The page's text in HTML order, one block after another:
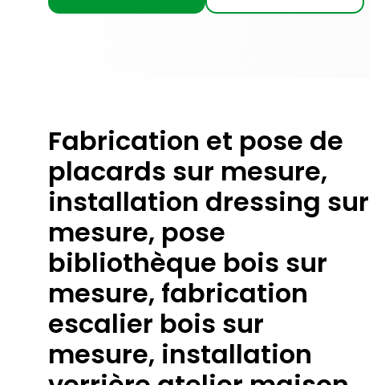
Fabrication et pose de
placards sur mesure,
installation dressing sur
mesure, pose
bibliothèque bois sur
mesure, fabrication
escalier bois sur
mesure, installation